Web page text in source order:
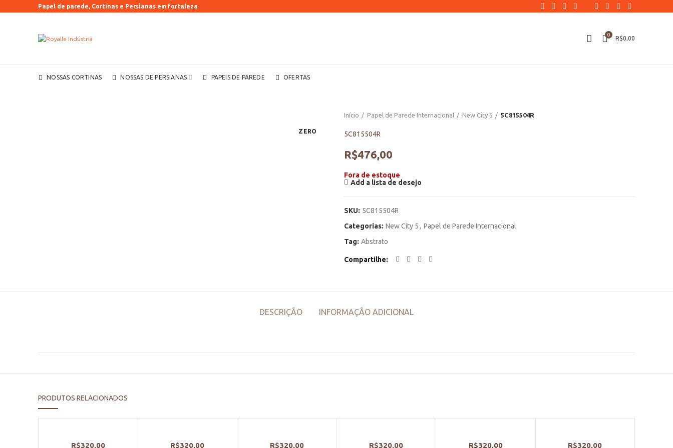
Papel de parede, Cortinas e Persianas em fortaleza
0
R$0,00
NOSSAS CORTINAS NOSSAS DE PERSIANAS PAPEIS DE PAREDE OFERTAS
ZERO
Início Papel de Parede Internacional New City 5 5C815504R
5C815504R
R$476,00
Fora de estoque
Add a lista de desejo
SKU: 5C815504R
Categorias: New City 5, Papel de Parede Internacional
Tag: Abstrato
Compartilhe
DESCRIÇÃO INFORMAÇÃO ADICIONAL
PRODUTOS RELACIONADOS
R$320,00 R$320,00 R$320,00 R$320,00 R$320,00 R$320,00